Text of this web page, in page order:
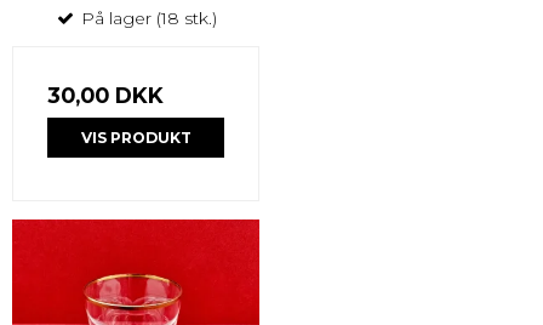
På lager (18 stk.)
30,00 DKK
VIS PRODUKT